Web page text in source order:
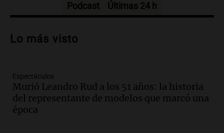
Audio.La inflación en Buenos Aires se
datos preliminares
Audio.
La justicia niega pedido de
Facundo Moyano para levantar
perimetral sobre Candela Arizaga
Panorama Federal
Podcast Últimas 24 h
Lo más visto
Espectáculos
Murió Leandro Rud a los 51 años: la historia
del representante de modelos que marcó una
época